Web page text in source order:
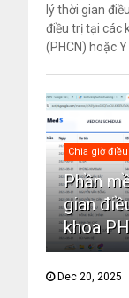
lý thời gian
điều trị tại các
(PHCN) hoặc Y
Chia giờ
Phần
gian
khoa
Dec 20, 2025